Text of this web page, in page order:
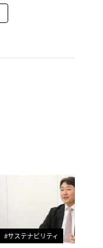
#サステナビリティ